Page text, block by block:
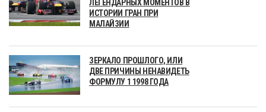
ЛЕГЕНДАРНЫХ МОМЕНТОВ В
ИСТОРИИ ГРАН ПРИ
МАЛАЙЗИИ
ЗЕРКАЛО ПРОШЛОГО, ИЛИ
ДВЕ ПРИЧИНЫ НЕНАВИДЕТЬ
ФОРМУЛУ 1 1998 ГОДА